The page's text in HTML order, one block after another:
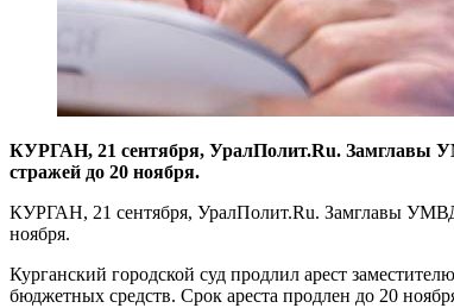
​КУРГАН, 21 сентября, УралПолит.Ru. Замглавы
стражей до 20 ноября.
КУРГАН, 21 сентября, УралПолит.Ru. Замглавы
ноября.
Курганский городской суд продлил арест
бюджетных средств. Срок ареста продлен до 20